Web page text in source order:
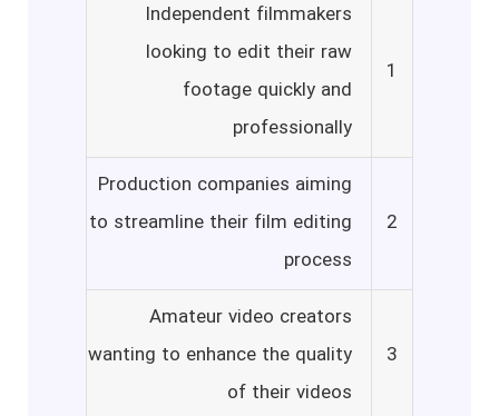
1
Independent filmmakers
looking to edit their raw
footage quickly and
professionally
2
Production companies aiming
to streamline their film editing
process
3
Amateur video creators
wanting to enhance the quality
of their videos